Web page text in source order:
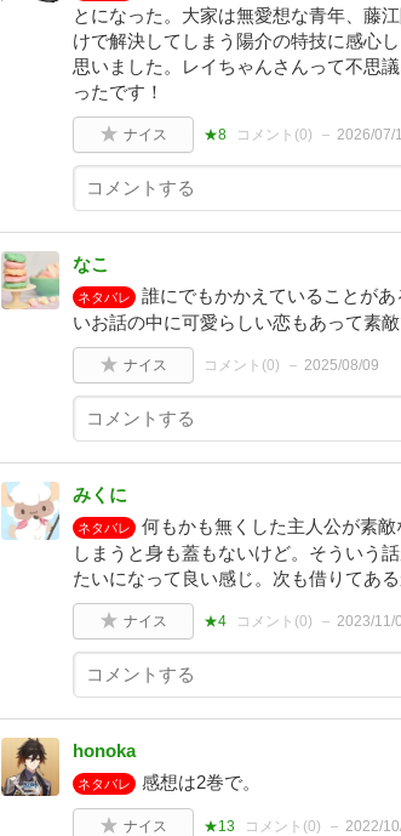
とになった。大家は無愛想な青年、藤
けで解決してしまう陽介の特技に感心
思いました。レイちゃんさんって不思
ったです！
ナイス ★8 コメント(0) 2026/07/
なこ
ネタバレ
誰にでもかかえていることが
いお話の中に可愛らしい恋もあって素敵
ナイス コメント(0) 2025/08/09
みくに
ネタバレ
何もかも無くした主人公が素
しまうと身も蓋もないけど。そういう
たいになって良い感じ。次も借りてあ
ナイス ★4 コメント(0) 2023/11/
honoka
ネタバレ 感想は2巻で。
ナイス ★13 コメント(0) 2022/